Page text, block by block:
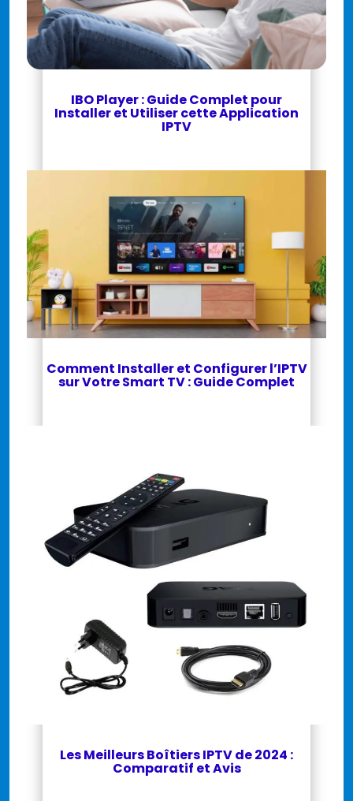
IBO Player : Guide Complet pour
Installer et Utiliser cette Application
IPTV
Comment Installer et Configurer l’IPTV
sur Votre Smart TV : Guide Complet
Les Meilleurs Boîtiers IPTV de 2024 :
Comparatif et Avis